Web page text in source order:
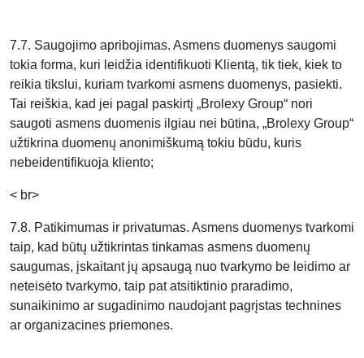
7.7. Saugojimo apribojimas. Asmens duomenys saugomi
tokia forma, kuri leidžia identifikuoti Klientą, tik tiek, kiek to
reikia tikslui, kuriam tvarkomi asmens duomenys, pasiekti.
Tai reiškia, kad jei pagal paskirtį „Brolexy Group“ nori
saugoti asmens duomenis ilgiau nei būtina, „Brolexy Group“
užtikrina duomenų anonimiškumą tokiu būdu, kuris
nebeidentifikuoja kliento;
< br>
7.8. Patikimumas ir privatumas. Asmens duomenys tvarkomi
taip, kad būtų užtikrintas tinkamas asmens duomenų
saugumas, įskaitant jų apsaugą nuo tvarkymo be leidimo ar
neteisėto tvarkymo, taip pat atsitiktinio praradimo,
sunaikinimo ar sugadinimo naudojant pagrįstas technines
ar organizacines priemones.